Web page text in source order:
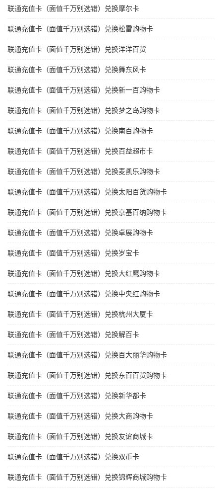
联通充值卡（面值千万别选错）兑换摩尔卡
联通充值卡（面值千万别选错）兑换松雷购物卡
联通充值卡（面值千万别选错）兑换洋洋百货
联通充值卡（面值千万别选错）兑换舞东风卡
联通充值卡（面值千万别选错）兑换新一百购物卡
联通充值卡（面值千万别选错）兑换梦之岛购物卡
联通充值卡（面值千万别选错）兑换南百购物卡
联通充值卡（面值千万别选错）兑换百益超市卡
联通充值卡（面值千万别选错）兑换麦凯乐购物卡
联通充值卡（面值千万别选错）兑换太阳百货购物卡
联通充值卡（面值千万别选错）兑换京基百纳购物卡
联通充值卡（面值千万别选错）兑换卓展购物卡
联通充值卡（面值千万别选错）兑换岁宝卡
联通充值卡（面值千万别选错）兑换大红鹰购物卡
联通充值卡（面值千万别选错）兑换中央红购物卡
联通充值卡（面值千万别选错）兑换杭州大厦卡
联通充值卡（面值千万别选错）兑换解百卡
联通充值卡（面值千万别选错）兑换百大丽华购物卡
联通充值卡（面值千万别选错）兑换东百百货购物卡
联通充值卡（面值千万别选错）兑换新华都卡
联通充值卡（面值千万别选错）兑换大商购物卡
联通充值卡（面值千万别选错）兑换友谊商城卡
联通充值卡（面值千万别选错）兑换双币卡
联通充值卡（面值千万别选错）兑换锦辉商城购物卡